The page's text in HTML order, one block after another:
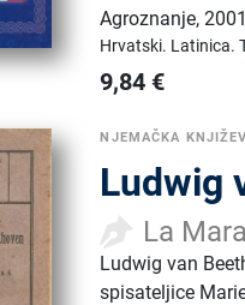
Agroznanje,
Hrvatski. Latinica.
9,84 €
NJEMAČKA
Ludwig
La Mara
Ludwig van
spisateljice